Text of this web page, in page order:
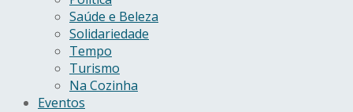
Saúde e Beleza
Solidariedade
Tempo
Turismo
Na Cozinha
Eventos